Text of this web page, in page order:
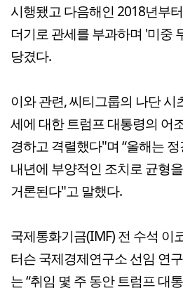
시행됐고 다음해인 2018년부
더기로 관세를 부과하며 '미중
당겼다.
이와 관련, 씨티그룹의 나단 시
세에 대한 트럼프 대통령의 어
경하고 격렬했다"며 “올해는
내년에 부양적인 조치로 균형
거론된다"고 말했다.
국제통화기금(IMF) 전 수석 이
터슨 국제경제연구소 선임 연
는 “취임 몇 주 동안 트럼프 대